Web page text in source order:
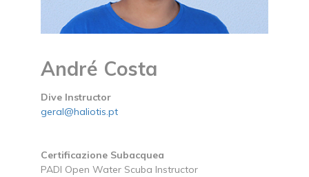
André Costa
Dive Instructor
geral@haliotis.pt
Certificazione Subacquea
PADI Open Water Scuba Instructor